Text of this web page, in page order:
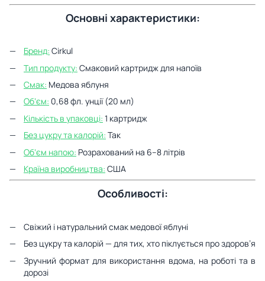
Основні характеристики:
Бренд: Cirkul
Тип продукту: Смаковий картридж для напоїв
Смак: Медова яблуня
Обʼєм: 0,68 фл. унції (20 мл)
Кількість в упаковці: 1 картридж
Без цукру та калорій: Так
Обʼєм напою: Розрахований на 6–8 літрів
Країна виробництва: США
Особливості:
Свіжий і натуральний смак медової яблуні
Без цукру та калорій — для тих, хто піклується про здоров’я
Зручний формат для використання вдома, на роботі та в
дорозі